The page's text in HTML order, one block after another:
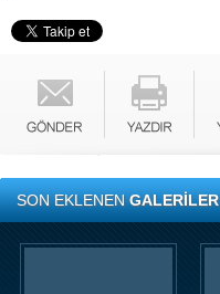
SON EKLENENGALERİLER